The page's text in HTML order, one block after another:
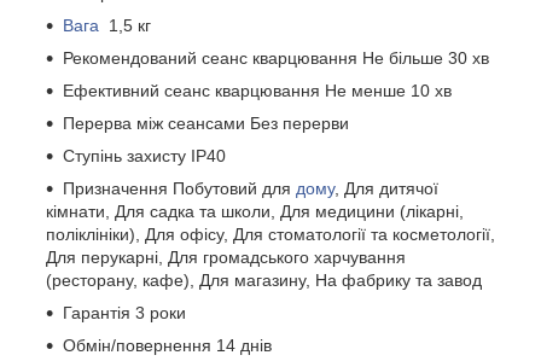
Вага 1,5 кг
Рекомендований сеанс кварцювання Не більше 30 хв
Ефективний сеанс кварцювання Не менше 10 хв
Перерва між сеансами Без перерви
Ступінь захисту IP40
Призначення Побутовий для дому, Для дитячої
кімнати, Для садка та школи, Для медицини (лікарні,
поліклініки), Для офісу, Для стоматології та косметології,
Для перукарні, Для громадського харчування
(ресторану, кафе), Для магазину, На фабрику та завод
Гарантія 3 роки
Обмін/повернення 14 днів